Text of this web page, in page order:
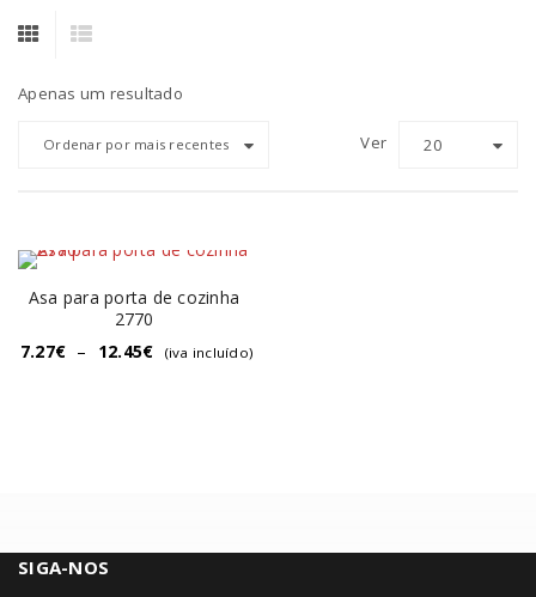
Apenas um resultado
Ordenar por mais recentes Ver 20
Asa para porta de cozinha
2770
7.27€ – 12.45€ (iva incluído)
SIGA-NOS